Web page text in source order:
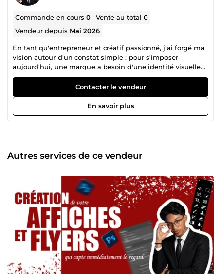
Commande en cours0 Vente au total0
Vendeur depuis Mai 2026
En tant qu'entrepreneur et créatif passionné, j'ai forgé ma
vision autour d'un constat simple : pour s'imposer
aujourd'hui, une marque a besoin d'une identité visuelle
forte et d'une gestion client irréprochable. Pourtant, faire
concevoir des supports de communication professionnels
ou déléguer sa gestion quotidienne auprès d'agences est
souvent hors de prix. Je mets ma triple expertise en
conception graphique , montage vidéo et gestion
sur le marché, on pense qu'il faut multiplier les
prestataires : un graphiste pour ses supports, un monteur
vous propose la voie de la synergie et de la simplicité : un
partenaire unique pour propulser votre image et fluidifier
votre quotidien. Faire équipe avec moi, c'est mettre au
service de votre projet : 💻Le Design &amp; la Création
Visuelle : La conception sur-mesure d'affiches, de flyers, de
dépliants et de bannières publicitaires percutantes. Pas de
templates basiques, je conçois des visuels stratégiques
pour capter immédiatement l'attention de vos prospects.
🎬La Dynamique Vidéo : Du montage short-form (Reels,
TikTok, Shorts) rythmé, avec des transitions fluides et des
Contacter le vendeur
En savoir plus
Autres services de ce vendeur